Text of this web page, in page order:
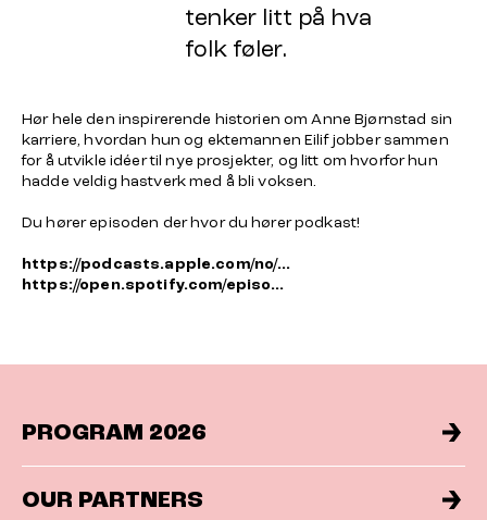
tenker litt på hva
folk føler.
Hør hele den inspirerende historien om Anne Bjørnstad sin
karriere, hvordan hun og ektemannen Eilif jobber sammen
for å utvikle idéer til nye prosjekter, og litt om hvorfor hun
hadde veldig hastverk med å bli voksen.
Du hører episoden der hvor du hører podkast!
https://podcasts.apple.com/no/...
https://open.spotify.com/episo...
PROGRAM 2026
OUR PARTNERS